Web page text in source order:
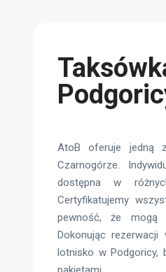
AtoB oferuje jedną
Czarnogórze.
dostępna w
Certyfikatujemy
pewność, że mogą
Dokonując
lotnisko w Podgoricy,